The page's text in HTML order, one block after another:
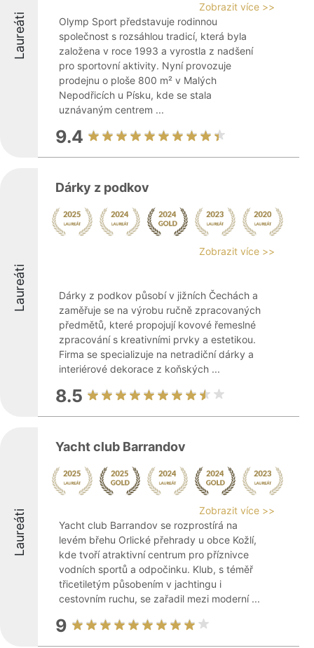
Laureáti
Zobrazit více >>
Olymp Sport představuje rodinnou
společnost s rozsáhlou tradicí, která byla
založena v roce 1993 a vyrostla z nadšení
pro sportovní aktivity. Nyní provozuje
prodejnu o ploše 800 m² v Malých
Nepodřicích u Písku, kde se stala
uznávaným centrem ...
9.4
Laureáti
Dárky z podkov
Zobrazit více >>
Dárky z podkov působí v jižních Čechách a
zaměřuje se na výrobu ručně zpracovaných
předmětů, které propojují kovové řemeslné
zpracování s kreativními prvky a estetikou.
Firma se specializuje na netradiční dárky a
interiérové dekorace z koňských ...
8.5
Laureáti
Yacht club Barrandov
Zobrazit více >>
Yacht club Barrandov se rozprostírá na
levém břehu Orlické přehrady u obce Kožlí,
kde tvoří atraktivní centrum pro příznivce
vodních sportů a odpočinku. Klub, s téměř
třicetiletým působením v jachtingu i
cestovním ruchu, se zařadil mezi moderní ...
9